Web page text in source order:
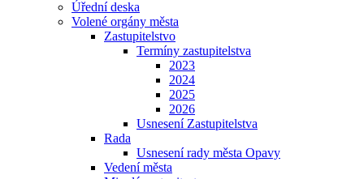
Úřední deska
Volené orgány města
Zastupitelstvo
Termíny zastupitelstva
2023
2024
2025
2026
Usnesení Zastupitelstva
Rada
Usnesení rady města Opavy
Vedení města